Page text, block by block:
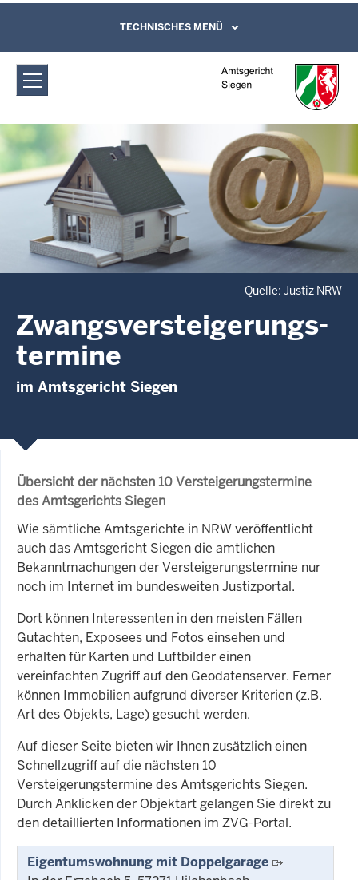
Amtsgericht Siegen:
Zwangsversteigerungs­termine
Direkt zum Inhalt
Leichte Sprache, Gebärdensprachenvideo
und Kontaktformular
TECHNISCHES MENÜ
Quelle: Justiz NRW
Zwangsversteigerungs­
termine
im Amtsgericht Siegen
Übersicht der nächsten 10 Versteigerungstermine
des Amtsgerichts Siegen
Wie sämtliche Amtsgerichte in NRW veröffentlicht
auch das Amtsgericht Siegen die amtlichen
Bekanntmachungen der Versteigerungstermine nur
noch im Internet im bundesweiten Justizportal.
Dort können Interessenten in den meisten Fällen
Gutachten, Exposees und Fotos einsehen und
erhalten für Karten und Luftbilder einen
vereinfachten Zugriff auf den Geodatenserver. Ferner
können Immobilien aufgrund diverser Kriterien (z.B.
Art des Objekts, Lage) gesucht werden.
Auf dieser Seite bieten wir Ihnen zusätzlich einen
Schnellzugriff auf die nächsten 10
Versteigerungstermine des Amtsgerichts Siegen.
Durch Anklicken der Objektart gelangen Sie direkt zu
den detaillierten Informationen im ZVG-Portal.
Eigentumswohnung mit Doppelgarage